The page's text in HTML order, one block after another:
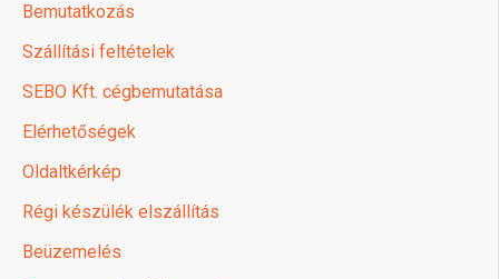
Bemutatkozás
Szállítási feltételek
SEBO Kft. cégbemutatása
Elérhetőségek
Oldaltkérkép
Régi készülék elszállítás
Beüzemelés